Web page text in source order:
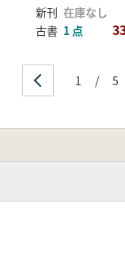
新刊 在庫なし
古書 1 点
1 / 5